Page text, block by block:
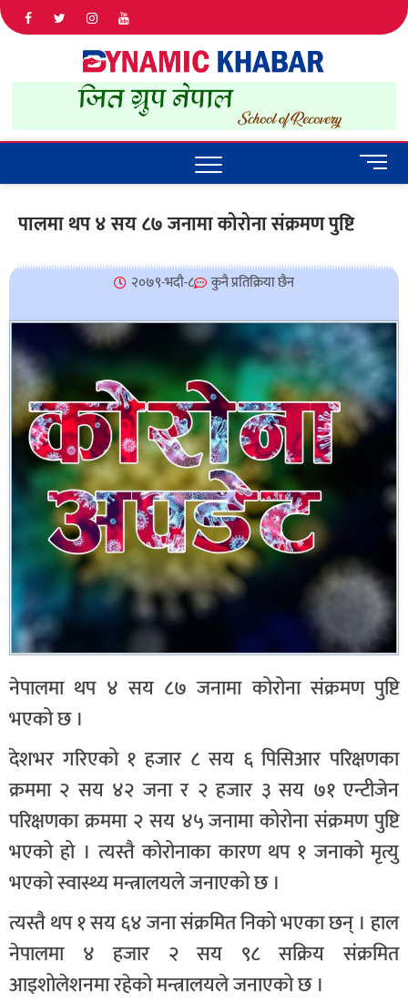
IN NEPAL
M
e
u
o
पालमा थप ४ सय ८७ जनामा कोरोना संक्रमण पुष्टि
२०७९-भदौ-८ कुनै प्रतिक्रिया छैन
नेपालमा थप ४ सय ८७ जनामा कोरोना संक्रमण पुष्टि
भएको छ ।
देशभर गरिएको १ हजार ८ सय ६ पिसिआर परिक्षणका
क्रममा २ सय ४२ जना र २ हजार ३ सय ७१ एन्टीजेन
परिक्षणका क्रममा २ सय ४५ जनामा कोरोना संक्रमण पुष्टि
भएको हो । त्यस्तै कोरोनाका कारण थप १ जनाको मृत्यु
भएको स्वास्थ्य मन्त्रालयले जनाएको छ ।
त्यस्तै थप १ सय ६४ जना संक्रमित निको भएका छन् । हाल
नेपालमा ४ हजार २ सय ९८ सक्रिय संक्रमित
आइशोलेशनमा रहेको मन्त्रालयले जनाएको छ ।